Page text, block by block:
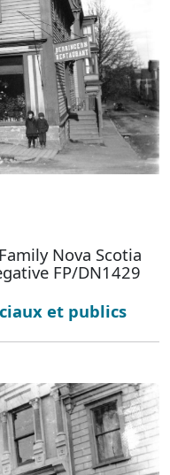
Nova Scotia
FP/DN1429
et publics